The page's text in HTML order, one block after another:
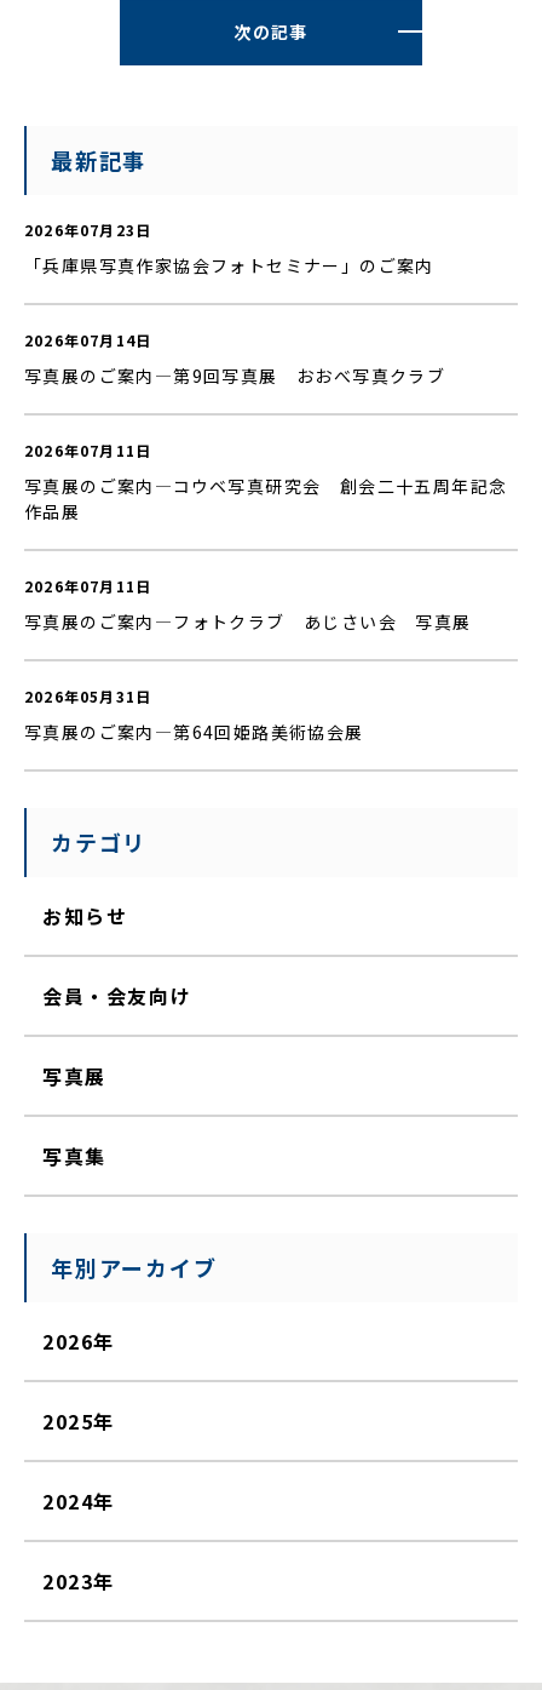
次の記事
最新記事
2026年07月23日
「兵庫県写真作家協会フォトセミナー」のご案内
2026年07月14日
写真展のご案内—第9回写真展 おおべ写真クラブ
2026年07月11日
写真展のご案内—コウベ写真研究会 創会二十五周年記念
作品展
2026年07月11日
写真展のご案内—フォトクラブ あじさい会 写真展
2026年05月31日
写真展のご案内—第64回姫路美術協会展
カテゴリ
お知らせ
会員・会友向け
写真展
写真集
年別アーカイブ
2026年
2025年
2024年
2023年